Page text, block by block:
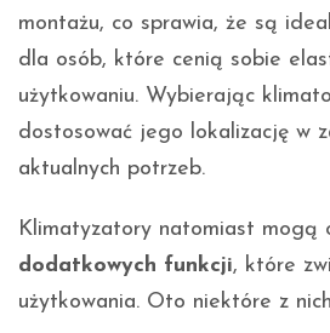
montażu, co sprawia, że są
dla osób, które cenią sobie
użytkowaniu. Wybierając
dostosować jego lokalizację w
aktualnych potrzeb.
Klimatyzatory natomiast mogą
dodatkowych funkcji, które
użytkowania. Oto niektóre z